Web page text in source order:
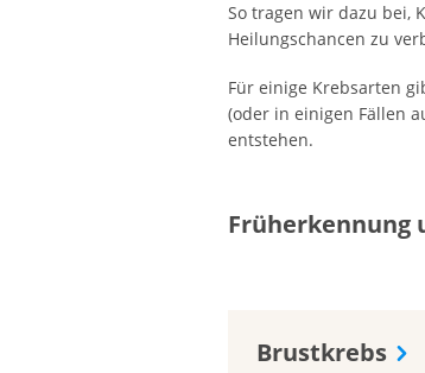
So tragen wir dazu bei,
Heilungschancen zu
Für einige Krebsarten
(oder in einigen Fällen
entstehen.
Früherkennung
Brustkrebs